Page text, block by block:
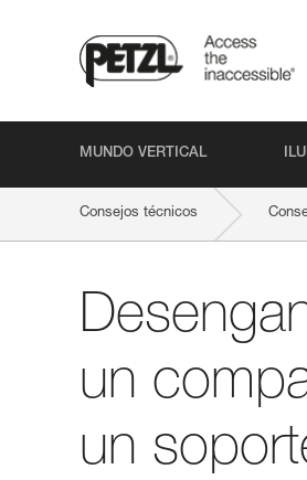
MUNDO VERTICAL
Consejos técnicos
un
un